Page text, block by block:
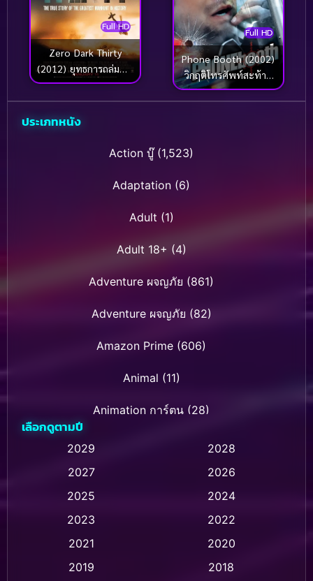
Full HD
Zero Dark Thirty
(2012) ยุทธการถล่มบิน
ลาเดน
Full HD
Phone Booth (2002)
วิกฤติโทรศัพท์สะท้าน
เมือง
ประเภทหนัง
Action บู๊(1,523)
Adaptation (6)
Adult (1)
Adult 18+ (4)
Adventure ผจญภัย (861)
Adventure ผจญภัย (82)
Amazon Prime (606)
Animal (11)
Animation การ์ตูน (28)
Animation การ์ตูน (232)
Animation การ์ตูน (32)
Animation แอนิเมชัน (1)
Animation แอนิเมชั่น (1)
เลือกดูตามปี
2029
2028
2027
2026
2025
2024
2023
2022
2021
2020
2019
2018